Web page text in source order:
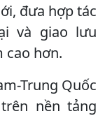
đưa hợp tác
và giao lưu
cao hơn.
Trung Quốc
nền tảng